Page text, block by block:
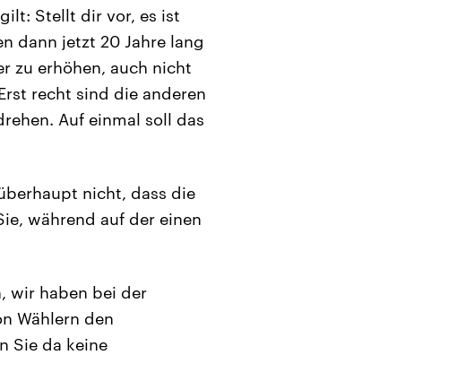
Stellt dir vor, es ist
dann jetzt 20 Jahre lang
zu erhöhen, auch nicht
recht sind die anderen
Auf einmal soll das
nicht, dass die
während auf der einen
wir haben bei der
Wählern den
Sie da keine